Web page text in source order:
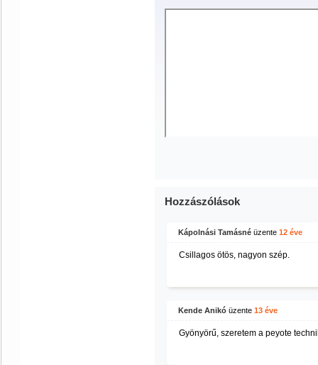
Hozzászólások
Kápolnási Tamásné üzente 12 éve
Csillagos ötös, nagyon szép.
Kende Anikó üzente 13 éve
Gyönyörű, szeretem a peyote